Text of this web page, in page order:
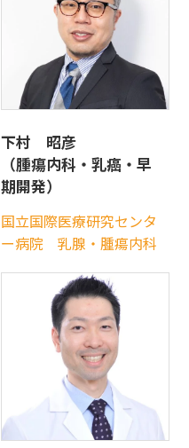
下村 昭彦
（腫瘍内科・乳癌・早
期開発）
国立国際医療研究センタ
ー病院 乳腺・腫瘍内科